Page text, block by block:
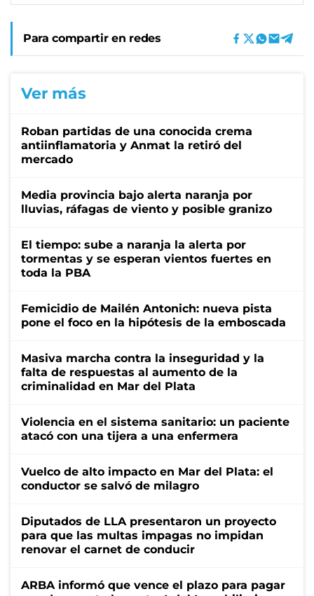
Para compartir en redes
Ver más
Roban partidas de una conocida crema
antiinflamatoria y Anmat la retiró del
mercado
Media provincia bajo alerta naranja por
lluvias, ráfagas de viento y posible granizo
El tiempo: sube a naranja la alerta por
tormentas y se esperan vientos fuertes en
toda la PBA
Femicidio de Mailén Antonich: nueva pista
pone el foco en la hipótesis de la emboscada
Masiva marcha contra la inseguridad y la
falta de respuestas al aumento de la
criminalidad en Mar del Plata
Violencia en el sistema sanitario: un paciente
atacó con una tijera a una enfermera
Vuelco de alto impacto en Mar del Plata: el
conductor se salvó de milagro
Diputados de LLA presentaron un proyecto
para que las multas impagas no impidan
renovar el carnet de conducir
ARBA informó que vence el plazo para pagar